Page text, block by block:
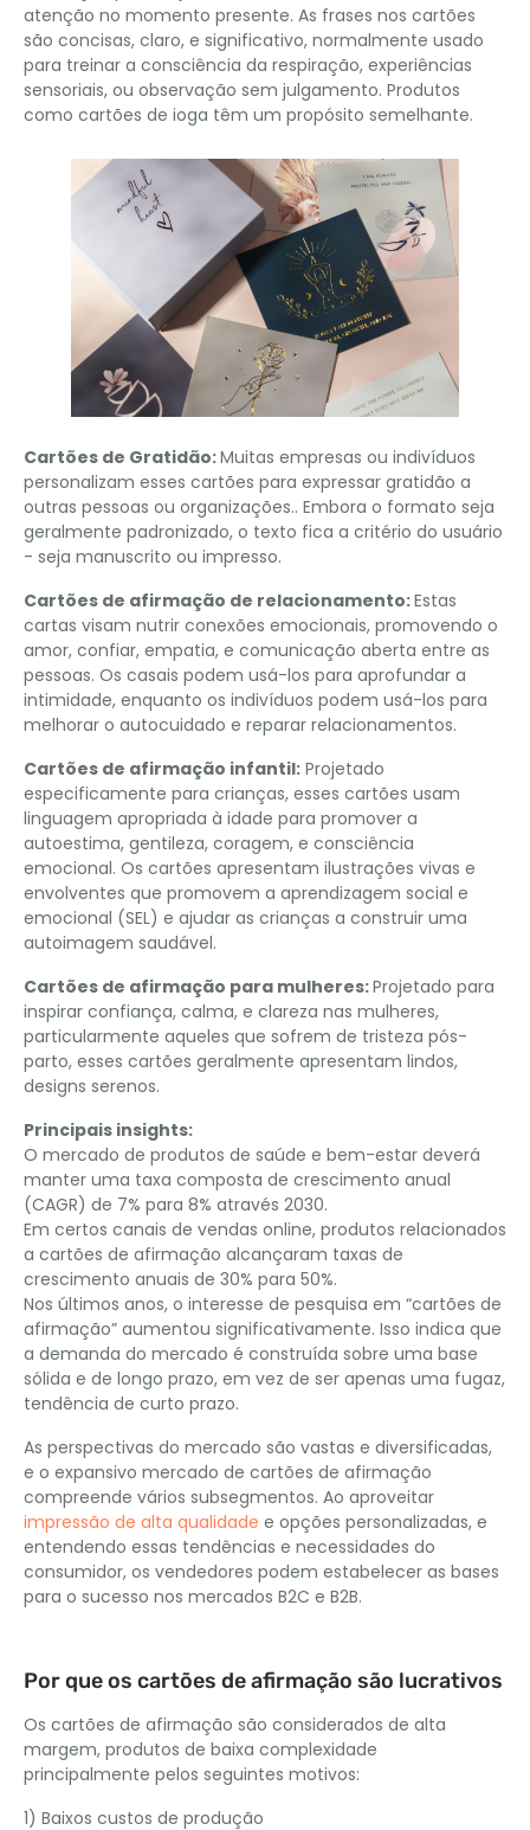
atenção no momento presente. As frases nos cartões
são concisas, claro, e significativo, normalmente usado
para treinar a consciência da respiração, experiências
sensoriais, ou observação sem julgamento. Produtos
como cartões de ioga têm um propósito semelhante.
Cartões de Gratidão:Muitas empresas ou indivíduos
personalizam esses cartões para expressar gratidão a
outras pessoas ou organizações.. Embora o formato seja
geralmente padronizado, o texto fica a critério do usuário
- seja manuscrito ou impresso.
Cartões de afirmação de relacionamento:Estas
cartas visam nutrir conexões emocionais, promovendo o
amor, confiar, empatia, e comunicação aberta entre as
pessoas. Os casais podem usá-los para aprofundar a
intimidade, enquanto os indivíduos podem usá-los para
melhorar o autocuidado e reparar relacionamentos.
Cartões de afirmação infantil: Projetado
especificamente para crianças, esses cartões usam
linguagem apropriada à idade para promover a
autoestima, gentileza, coragem, e consciência
emocional. Os cartões apresentam ilustrações vivas e
envolventes que promovem a aprendizagem social e
emocional (SEL) e ajudar as crianças a construir uma
autoimagem saudável.
Cartões de afirmação para mulheres:Projetado para
inspirar confiança, calma, e clareza nas mulheres,
particularmente aqueles que sofrem de tristeza pós-
parto, esses cartões geralmente apresentam lindos,
designs serenos.
Principais insights:
O mercado de produtos de saúde e bem-estar deverá
manter uma taxa composta de crescimento anual
(CAGR) de 7% para 8% através 2030.
Em certos canais de vendas online, produtos relacionados
a cartões de afirmação alcançaram taxas de
crescimento anuais de 30% para 50%.
Nos últimos anos, o interesse de pesquisa em “cartões de
afirmação” aumentou significativamente. Isso indica que
a demanda do mercado é construída sobre uma base
sólida e de longo prazo, em vez de ser apenas uma fugaz,
tendência de curto prazo.
As perspectivas do mercado são vastas e diversificadas,
e o expansivo mercado de cartões de afirmação
compreende vários subsegmentos. Ao aproveitar
impressão de alta qualidade e opções personalizadas, e
entendendo essas tendências e necessidades do
consumidor, os vendedores podem estabelecer as bases
para o sucesso nos mercados B2C e B2B.
Por que os cartões de afirmação são lucrativos
Os cartões de afirmação são considerados de alta
margem, produtos de baixa complexidade
principalmente pelos seguintes motivos:
1) Baixos custos de produção